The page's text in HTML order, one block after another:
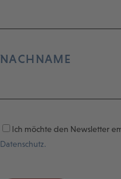
NACHNAME
Ich möchte den Newsletter
Datenschutz.